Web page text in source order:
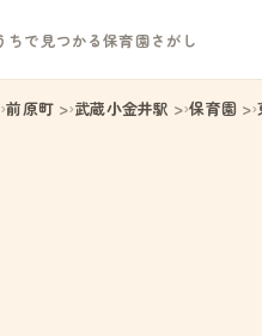
ちで見つかる保育園さがし
前原町 武蔵小金井駅 保育園